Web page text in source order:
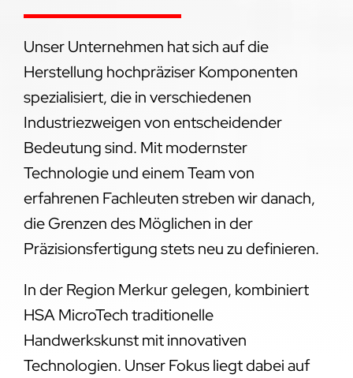
Unser Unternehmen hat sich auf die
Herstellung hochpräziser Komponenten
spezialisiert, die in verschiedenen
Industriezweigen von entscheidender
Bedeutung sind. Mit modernster
Technologie und einem Team von
erfahrenen Fachleuten streben wir danach,
die Grenzen des Möglichen in der
Präzisionsfertigung stets neu zu definieren.
In der Region Merkur gelegen, kombiniert
HSA MicroTech traditionelle
Handwerkskunst mit innovativen
Technologien. Unser Fokus liegt dabei auf